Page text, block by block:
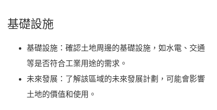
基礎設施
基礎設施 ：確認土地周邊的基礎設施，如水電、交通
等是否符合工業用途的需求。
未來發展 ：了解該區域的未來發展計劃，可能會影響
土地的價值和使用。